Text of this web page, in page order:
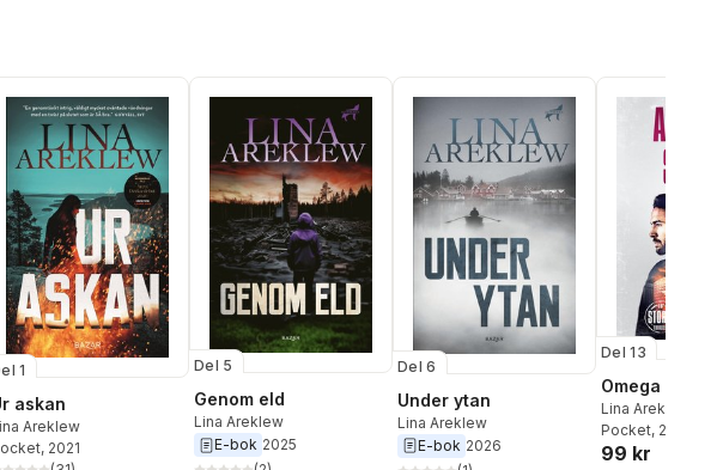
1
askan
Areklew
, 2021
Del 5
Genom eld
Lina Areklew
E-bok 2025
Del 6
Under ytan
Lina Areklew
E-bok 2026
Del 13
Omega
Lina Areklew
Pocket, 2025
99 kr